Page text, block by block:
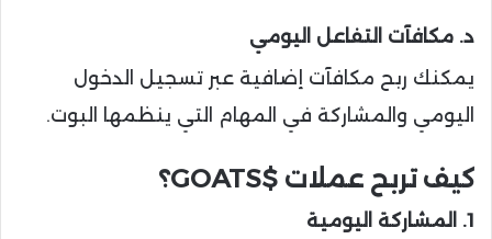
د. مكافآت التفاعل اليومي
يمكنك ربح مكافآت إضافية عبر تسجيل الدخول
اليومي والمشاركة في المهام التي ينظمها البوت.
كيف تربح عملات $GOATS؟
1. المشاركة اليومية